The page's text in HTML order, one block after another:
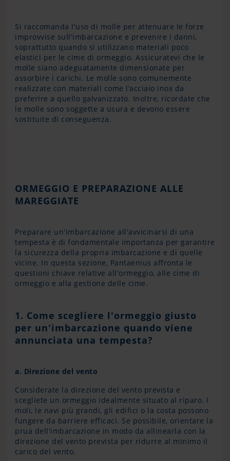
Si raccomanda l'uso di molle per attenuare le forze
improvvise sull'imbarcazione e prevenire i danni,
soprattutto quando si utilizzano materiali poco
elastici per le cime di ormeggio. Assicuratevi che le
molle siano adeguatamente dimensionate per
assorbire i carichi. Le molle sono comunemente
realizzate con materiali come l’acciaio inox da
preferire a quello galvanizzato. Inoltre, ricordate che
le molle sono soggette a usura e devono essere
sostituite di conseguenza.
ORMEGGIO E PREPARAZIONE ALLE
MAREGGIATE
Preparare un'imbarcazione all'avvicinarsi di una
tempesta è di fondamentale importanza per garantire
la sicurezza della propria imbarcazione e di quelle
vicine. In questa sezione, Pantaenius affronta le
questioni chiave relative all'ormeggio, alle cime di
ormeggio e alla gestione delle cime.
1. Come scegliere l'ormeggio giusto
per un'imbarcazione quando viene
annunciata una tempesta?
a. Direzione del vento
Considerate la direzione del vento prevista e
scegliete un ormeggio idealmente situato al riparo. I
moli, le navi più grandi, gli edifici o la costa possono
fungere da barriere efficaci. Se possibile, orientare la
prua dell'imbarcazione in modo da allinearla con la
direzione del vento prevista per ridurre al minimo il
carico del vento.